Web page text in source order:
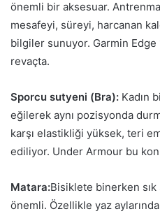
önemli bir aksesuar.
mesafeyi, süreyi, harcanan
bilgiler sunuyor. Garmin
revaçta.
Sporcu sutyeni (Bra): Kadın
eğilerek aynı pozisyonda
karşı elastikliği yüksek, teri
ediliyor. Under Armour bu
Matara:Bisiklete binerken
önemli. Özellikle yaz